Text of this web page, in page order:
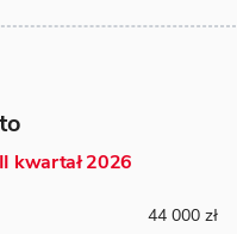
II kwartał 2026
44 000 zł